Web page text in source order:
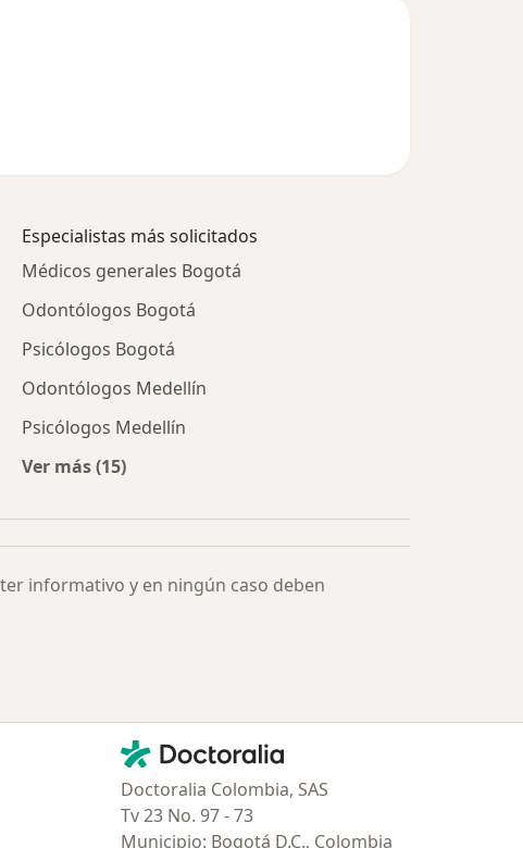
Especialistas más solicitados
Médicos generales Bogotá
Odontólogos Bogotá
Psicólogos Bogotá
Odontólogos Medellín
Psicólogos Medellín
Ver más (15)
informativo y en ningún caso deben
Contacto
Doctoralia - Página de inicio
Doctoralia Colombia, SAS
Tv 23 No. 97 - 73
Municipio: Bogotá D.C., Colombia